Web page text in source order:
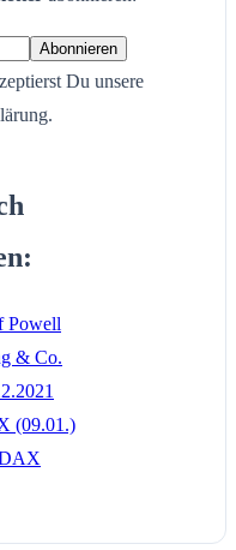
Du unsere
Powell
& Co.
(09.01.)